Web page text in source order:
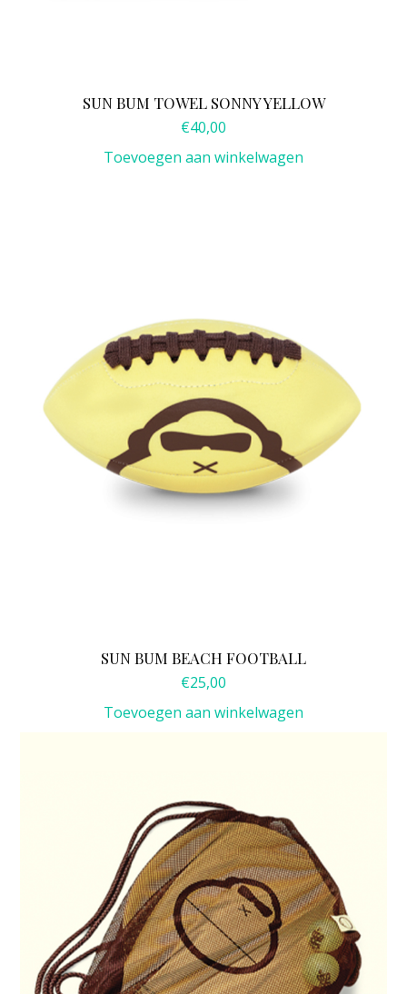
SUN BUM TOWEL SONNY YELLOW
€40,00
Toevoegen aan winkelwagen
SUN BUM BEACH FOOTBALL
€25,00
Toevoegen aan winkelwagen